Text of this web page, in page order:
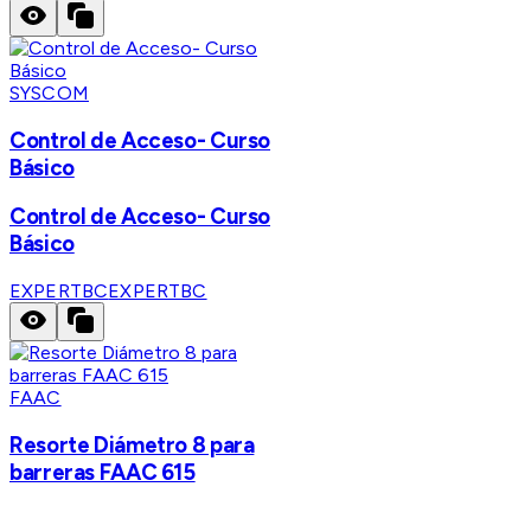
SYSCOM
Control de Acceso- Curso
Básico
Control de Acceso- Curso
Básico
EXPERTBCEXPERTBC
FAAC
Resorte Diámetro 8 para
barreras FAAC 615